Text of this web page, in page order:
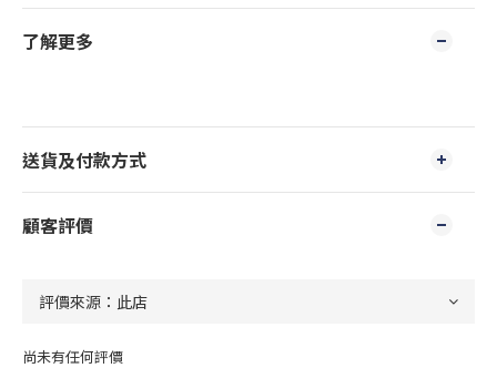
了解更多
送貨及付款方式
顧客評價
尚未有任何評價